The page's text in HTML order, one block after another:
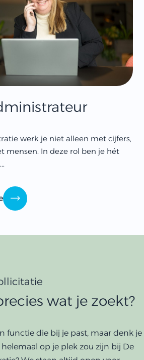
werk je niet alleen met cijfers,
mensen. In deze rol ben je hét
wat je zoekt?
functie die bij je past, maar denk je
op je plek zou zijn bij De